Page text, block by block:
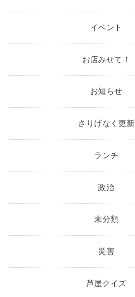
イベント
お店みせて！
お知らせ
さりげなく更新
ランチ
政治
未分類
災害
芦屋クイズ